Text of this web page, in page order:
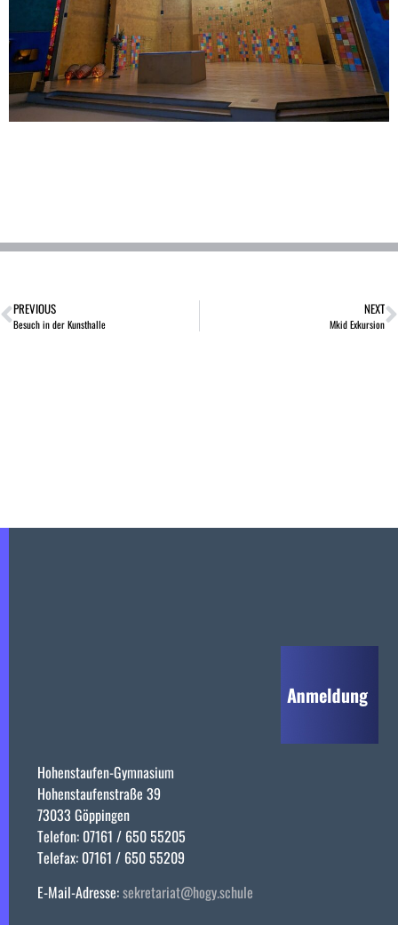
PREVIOUS
Besuch in der Kunsthalle
NEXT
Mkid Exkursion
Hohenstaufen-Gymnasium
Hohenstaufenstraße 39
73033 Göppingen
Telefon: 07161 / 650 55205
Telefax: 07161 / 650 55209
E-Mail-Adresse:sekretariat@hogy.schule